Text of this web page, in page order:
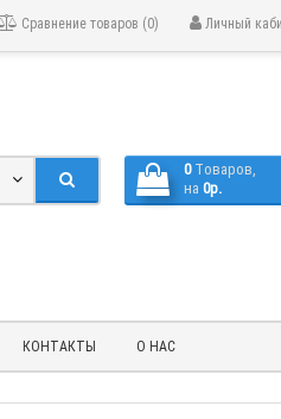
Личный
Сравнение товаров (0)
0 Tоваров,
на 0р.
КОНТАКТЫ О НАС